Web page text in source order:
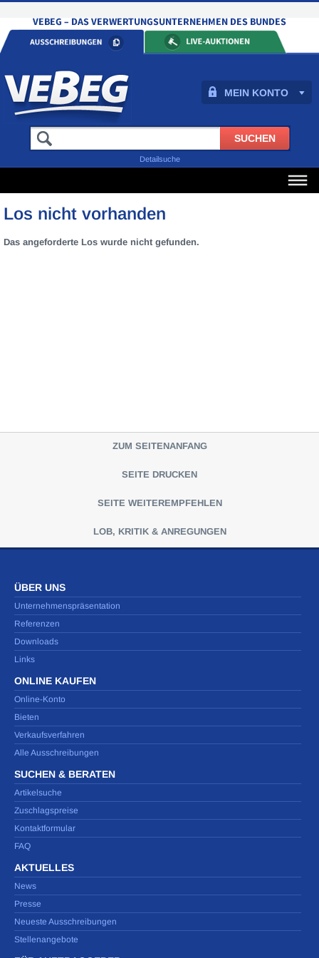
MEIN KONTO
Detailsuche
Los nicht vorhanden
Das angeforderte Los wurde nicht gefunden.
ZUM SEITENANFANG
SEITE DRUCKEN
SEITE WEITEREMPFEHLEN
LOB, KRITIK & ANREGUNGEN
ÜBER UNS
Unternehmenspräsentation
Referenzen
Downloads
Links
ONLINE KAUFEN
Online-Konto
Bieten
Verkaufsverfahren
Alle Ausschreibungen
SUCHEN & BERATEN
Artikelsuche
Zuschlagspreise
Kontaktformular
FAQ
AKTUELLES
News
Presse
Neueste Ausschreibungen
Stellenangebote